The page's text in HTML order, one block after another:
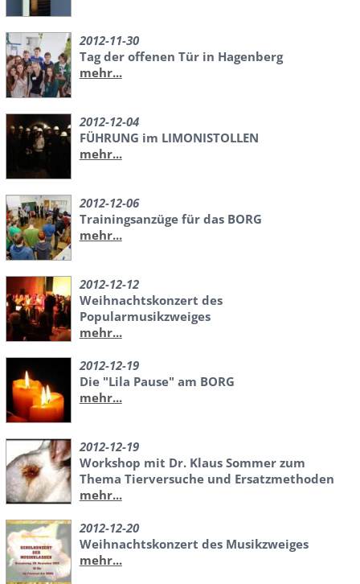
2012-11-30
Tag der offenen Tür in Hagenberg
mehr...
2012-12-04
FÜHRUNG im LIMONISTOLLEN
mehr...
2012-12-06
Trainingsanzüge für das BORG
mehr...
2012-12-12
Weihnachtskonzert des
Popularmusikzweiges
mehr...
2012-12-19
Die "Lila Pause" am BORG
mehr...
2012-12-19
Workshop mit Dr. Klaus Sommer zum
Thema Tierversuche und Ersatzmethoden
mehr...
2012-12-20
Weihnachtskonzert des Musikzweiges
mehr...